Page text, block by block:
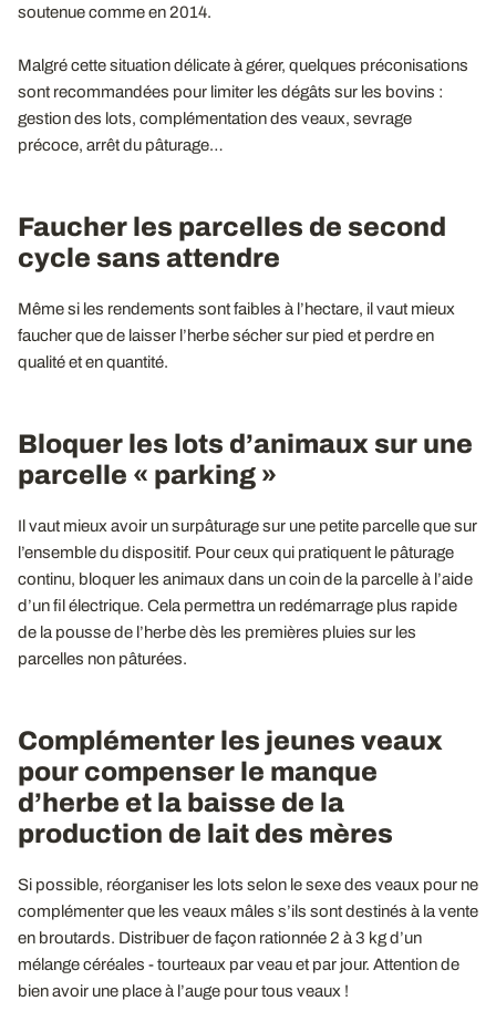
soutenue comme en 2014.
Malgré cette situation délicate à gérer, quelques préconisations
sont recommandées pour limiter les dégâts sur les bovins :
gestion des lots, complémentation des veaux, sevrage
précoce, arrêt du pâturage…
Faucher les parcelles de second
cycle sans attendre
Même si les rendements sont faibles à l’hectare, il vaut mieux
faucher que de laisser l’herbe sécher sur pied et perdre en
qualité et en quantité.
Bloquer les lots d’animaux sur une
parcelle « parking »
Il vaut mieux avoir un surpâturage sur une petite parcelle que sur
l’ensemble du dispositif. Pour ceux qui pratiquent le pâturage
continu, bloquer les animaux dans un coin de la parcelle à l’aide
d’un fil électrique. Cela permettra un redémarrage plus rapide
de la pousse de l’herbe dès les premières pluies sur les
parcelles non pâturées.
Complémenter les jeunes veaux
pour compenser le manque
d’herbe et la baisse de la
production de lait des mères
Si possible, réorganiser les lots selon le sexe des veaux pour ne
complémenter que les veaux mâles s’ils sont destinés à la vente
en broutards. Distribuer de façon rationnée 2 à 3 kg d’un
mélange céréales - tourteaux par veau et par jour. Attention de
bien avoir une place à l’auge pour tous veaux !